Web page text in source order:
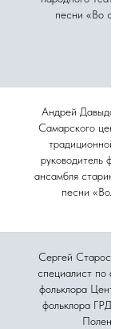
песни «Во
Андрей Давыдов,
Самарского
традиционной
руководитель
ансамбля
песни
Сергей
специалист по
фольклора Центра
фольклора
Поленова